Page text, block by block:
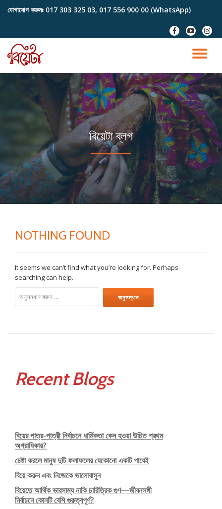
content
যোগাযোগ করুনঃ 017 303 325 03, 017 556 900 00 (WhatsApp)
fa-
facebook
fa-
youtube-
play
fa-
বিয়েটা ব্লগ
NOTHING FOUND
It seems we can’t find what you’re looking for. Perhaps
searching can help.
Recent Blogs
বিয়ের পাত্র-পাত্রী নির্বাচনে ধার্মিকতা কেন হওয়া উচিত প্রথম
অগ্রাধিকার?
চেষ্টা করলে মানুষ দুটি ফলাফলের যেকোনো একটি পাবেই
বিয়ে করুন এবং নিজেকে ভালোবাসুন
বিয়েতে আর্থিক ভারসাম্য নাকি চারিত্রিক গুণ—জীবনসঙ্গী
নির্বাচনে কোনটি বেশি গুরুত্বপূর্ণ?